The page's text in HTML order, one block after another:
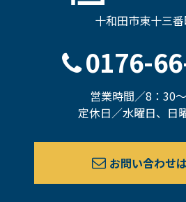
十和田市東十三
0176-
営業時間／8：30
定休日／水曜日、日
お問い合わせ